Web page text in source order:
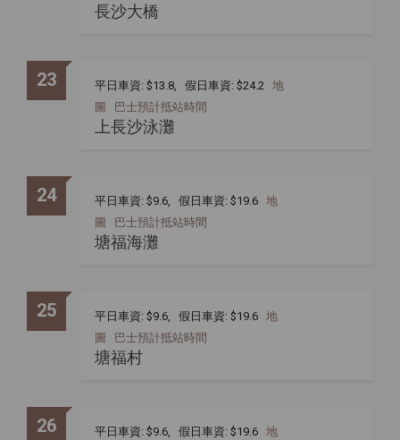
長沙大橋
23 平日車資: $13.8, 假日車資: $24.2 地
圖
巴士預計抵站時間
上長沙泳灘
24 平日車資: $9.6, 假日車資: $19.6 地
圖
巴士預計抵站時間
塘福海灘
25 平日車資: $9.6, 假日車資: $19.6 地
圖
巴士預計抵站時間
塘福村
26 平日車資: $9.6, 假日車資: $19.6 地